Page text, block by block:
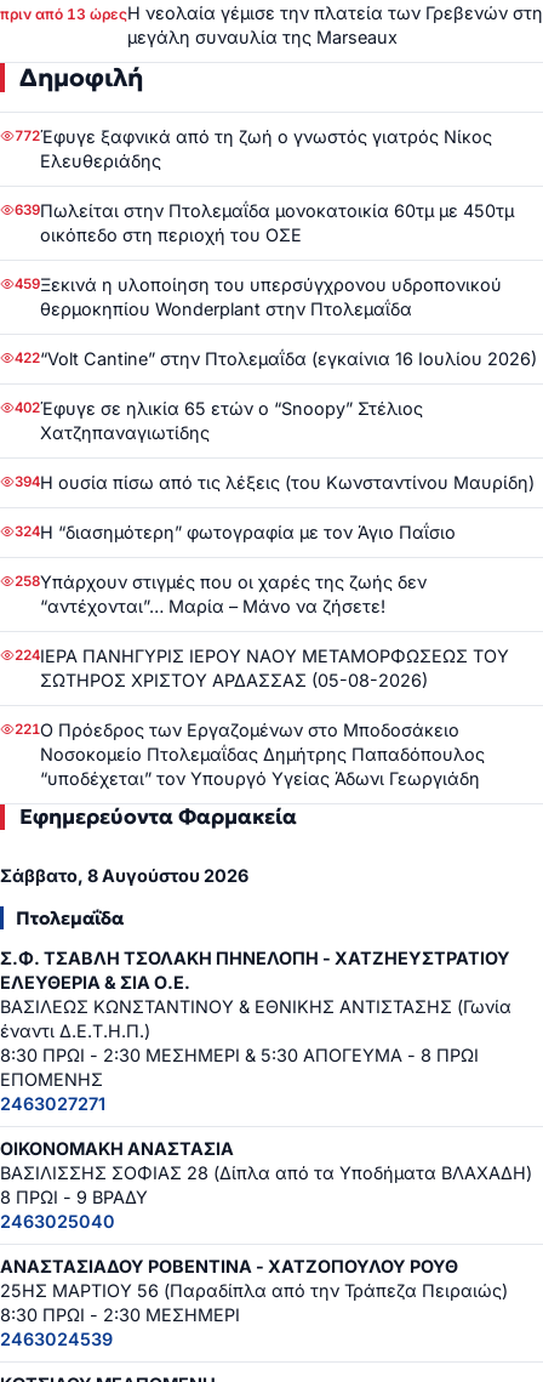
πριν από 13 ώρεςΗ νεολαία γέμισε την πλατεία των Γρεβενών στη
μεγάλη συναυλία της Marseaux
Δημοφιλή
772Έφυγε ξαφνικά από τη ζωή ο γνωστός γιατρός Νίκος
Ελευθεριάδης
639Πωλείται στην Πτολεμαΐδα μονοκατοικία 60τμ με 450τμ
οικόπεδο στη περιοχή του ΟΣΕ
459Ξεκινά η υλοποίηση του υπερσύγχρονου υδροπονικού
θερμοκηπίου Wonderplant στην Πτολεμαΐδα
422“Volt Cantine” στην Πτολεμαΐδα (εγκαίνια 16 Ιουλίου 2026)
402Έφυγε σε ηλικία 65 ετών ο “Snoopy” Στέλιος
Χατζηπαναγιωτίδης
394Η ουσία πίσω από τις λέξεις (του Κωνσταντίνου Μαυρίδη)
324Η “διασημότερη” φωτογραφία με τον Άγιο Παΐσιο
258Υπάρχουν στιγμές που οι χαρές της ζωής δεν
“αντέχονται”… Μαρία – Μάνο να ζήσετε!
224ΙΕΡΑ ΠΑΝΗΓΥΡΙΣ ΙΕΡΟΥ ΝΑΟΥ ΜΕΤΑΜΟΡΦΩΣΕΩΣ ΤΟΥ
ΣΩΤΗΡΟΣ ΧΡΙΣΤΟΥ ΑΡΔΑΣΣΑΣ (05-08-2026)
221Ο Πρόεδρος των Εργαζομένων στο Μποδοσάκειο
Νοσοκομείο Πτολεμαΐδας Δημήτρης Παπαδόπουλος
“υποδέχεται” τον Υπουργό Υγείας Άδωνι Γεωργιάδη
Εφημερεύοντα Φαρμακεία
Σάββατο, 8 Αυγούστου 2026
Πτολεμαΐδα
Σ.Φ. ΤΣΑΒΛΗ ΤΣΟΛΑΚΗ ΠΗΝΕΛΟΠΗ - ΧΑΤΖΗΕΥΣΤΡΑΤΙΟΥ
ΕΛΕΥΘΕΡΙΑ & ΣΙΑ Ο.Ε.
ΒΑΣΙΛΕΩΣ ΚΩΝΣΤΑΝΤΙΝΟΥ & ΕΘΝΙΚΗΣ ΑΝΤΙΣΤΑΣΗΣ (Γωνία
έναντι Δ.Ε.Τ.Η.Π.)
8:30 ΠΡΩΙ - 2:30 ΜΕΣΗΜΕΡΙ & 5:30 ΑΠΟΓΕΥΜΑ - 8 ΠΡΩΙ
ΕΠΟΜΕΝΗΣ
2463027271
ΟΙΚΟΝΟΜΑΚΗ ΑΝΑΣΤΑΣΙΑ
ΒΑΣΙΛΙΣΣΗΣ ΣΟΦΙΑΣ 28 (Δίπλα από τα Υποδήματα ΒΛΑΧΑΔΗ)
8 ΠΡΩΙ - 9 ΒΡΑΔΥ
2463025040
ΑΝΑΣΤΑΣΙΑΔΟΥ ΡΟΒΕΝΤΙΝΑ - ΧΑΤΖΟΠΟΥΛΟΥ ΡΟΥΘ
25ΗΣ ΜΑΡΤΙΟΥ 56 (Παραδίπλα από την Τράπεζα Πειραιώς)
8:30 ΠΡΩΙ - 2:30 ΜΕΣΗΜΕΡΙ
2463024539